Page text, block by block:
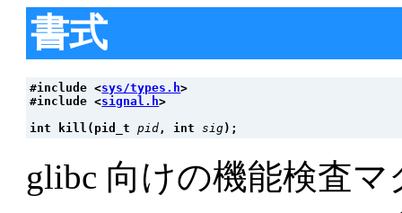
書式
#include <sys/types.h>
#include <signal.h>
int kill(pid_t pid , int sig);
glibc 向けの機能検査